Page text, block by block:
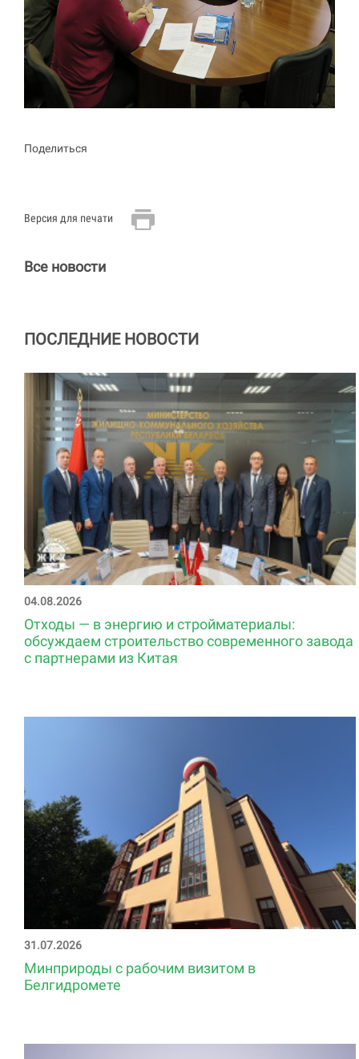
Поделиться
Версия для печати
Все новости
ПОСЛЕДНИЕ НОВОСТИ
04.08.2026
Отходы — в энергию и стройматериалы:
обсуждаем строительство современного завода
с партнерами из Китая
31.07.2026
Минприроды с рабочим визитом в
Белгидромете